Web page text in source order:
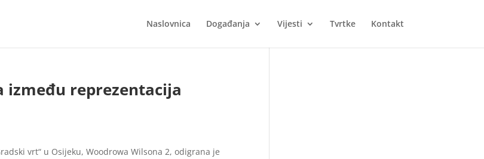
Naslovnica Događanja Vijesti Tvrtke Kontakt
reprezentacija
vrt“ u Osijeku, Woodrowa Wilsona 2, odigrana je